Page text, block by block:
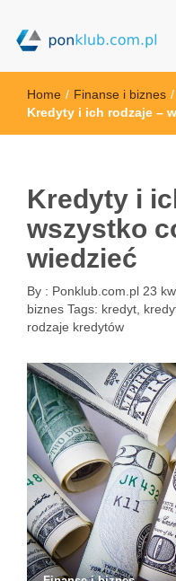
ponklub.com.pl
Home / Finanse i biznes /
Kredyty i ich rodzaje –
Kredyty i
wszystko
wiedzieć
By : Ponklub.com.pl 23
biznes Tags: kredyt
rodzaje kredytów